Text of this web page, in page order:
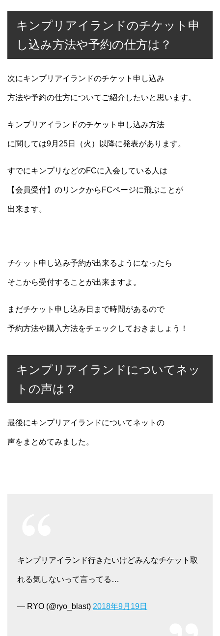
キンプリアイランドのチケット申
し込み方法や予約の仕方は？
次にキンプリアイランドのチケット申し込み
方法や予約の仕方についてご紹介したいと思います。
キンプリアイランドのチケット申し込み方法
に関しては9月25日（火）以降に発表があります。
すでにキンプリなどのFCに入会している人は
【会員受付】のリンクからFCページに飛ぶことが
出来ます。
チケット申し込み予約が出来るようになったら
そこから受付することが出来ますよ。
まだチケット申し込み日まで時間があるので
予約方法や購入方法をチェックしておきましょう！
キンプリアイランドについてネッ
トの声は？
最後にキンプリアイランドについてネットの
声をまとめてみました。
キンプリアイランド行きたいけどみんなチケット取
れる気しないって言ってる…
— RYO (@ryo_blast) 2018年9月19日